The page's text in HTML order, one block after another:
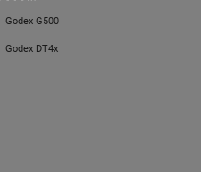
Godex G500
Godex DT4x